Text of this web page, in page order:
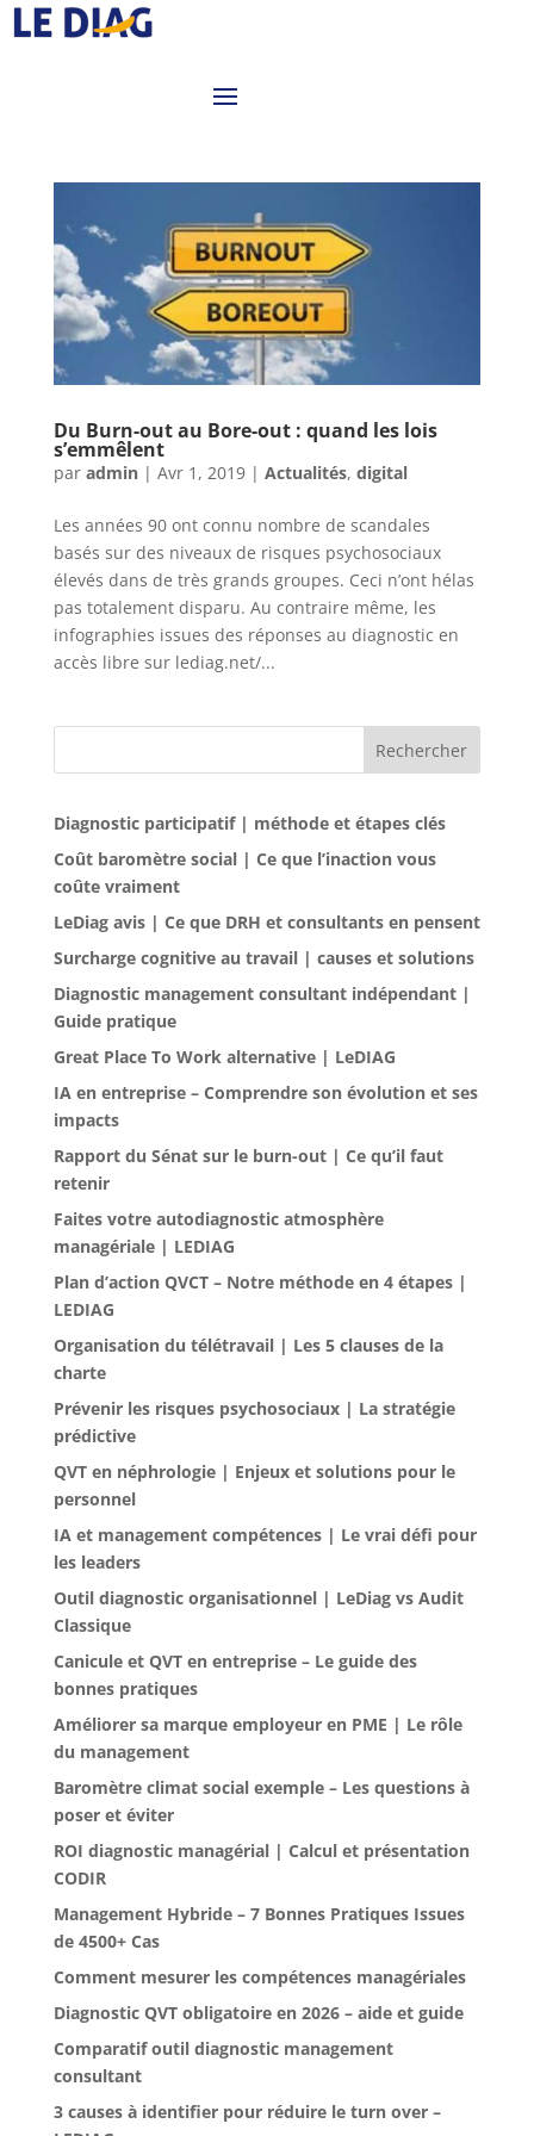
Du Burn-out au Bore-out : quand les lois
s’emmêlent
par admin| Avr 1, 2019| Actualités, digital
Les années 90 ont connu nombre de scandales
basés sur des niveaux de risques psychosociaux
élevés dans de très grands groupes. Ceci n’ont hélas
pas totalement disparu. Au contraire même, les
infographies issues des réponses au diagnostic en
accès libre sur lediag.net/...
Rechercher
Diagnostic participatif | méthode et étapes clés
Coût baromètre social | Ce que l’inaction vous
coûte vraiment
LeDiag avis | Ce que DRH et consultants en pensent
Surcharge cognitive au travail | causes et solutions
Diagnostic management consultant indépendant |
Guide pratique
Great Place To Work alternative | LeDIAG
IA en entreprise – Comprendre son évolution et ses
impacts
Rapport du Sénat sur le burn-out | Ce qu’il faut
retenir
Faites votre autodiagnostic atmosphère
managériale | LEDIAG
Plan d’action QVCT – Notre méthode en 4 étapes |
LEDIAG
Organisation du télétravail | Les 5 clauses de la
charte
Prévenir les risques psychosociaux | La stratégie
prédictive
QVT en néphrologie | Enjeux et solutions pour le
personnel
IA et management compétences | Le vrai défi pour
les leaders
Outil diagnostic organisationnel | LeDiag vs Audit
Classique
Canicule et QVT en entreprise – Le guide des
bonnes pratiques
Améliorer sa marque employeur en PME | Le rôle
du management
Baromètre climat social exemple – Les questions à
poser et éviter
ROI diagnostic managérial | Calcul et présentation
CODIR
Management Hybride – 7 Bonnes Pratiques Issues
de 4500+ Cas
Comment mesurer les compétences managériales
Diagnostic QVT obligatoire en 2026 – aide et guide
Comparatif outil diagnostic management
consultant
3 causes à identifier pour réduire le turn over –